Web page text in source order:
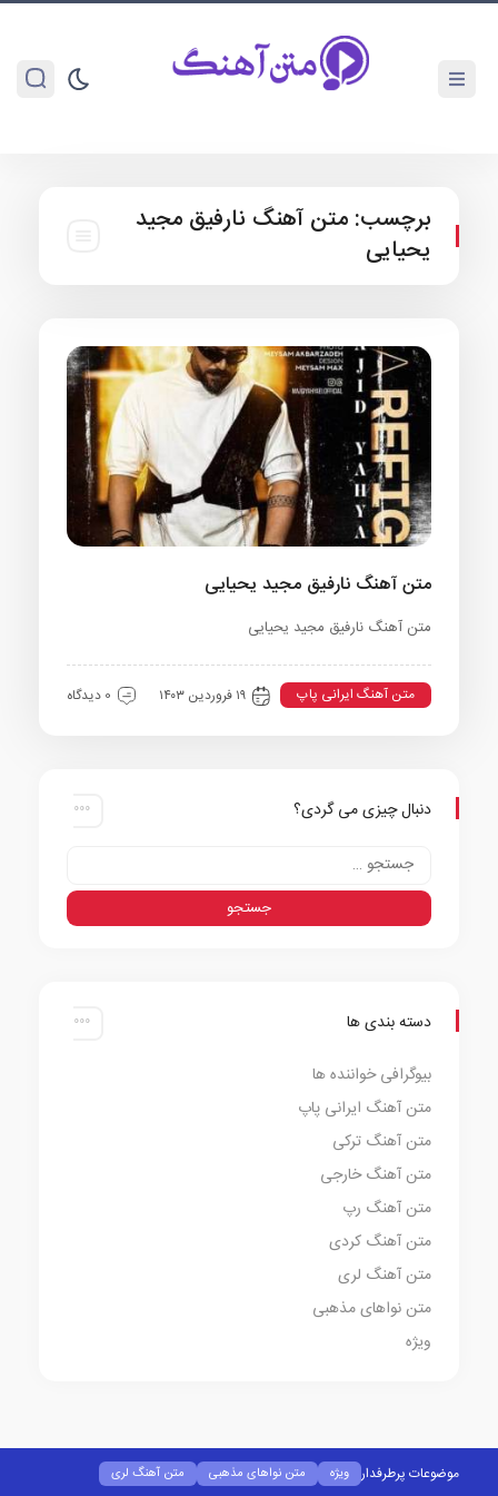
برچسب: متن آهنگ نارفیق مجید
یحیایی
متن آهنگ نارفیق مجید یحیایی
متن آهنگ نارفیق مجید یحیایی
متن آهنگ ایرانی پاپ ۱۹ فروردین ۱۴۰۳ 0 دیدگاه
دنبال چیزی می گردی؟
دسته بندی ها
بیوگرافی خواننده ها
متن آهنگ ایرانی پاپ
متن آهنگ ترکی
متن آهنگ خارجی
متن آهنگ رپ
متن آهنگ کردی
متن آهنگ لری
متن نواهای مذهبی
ویژه
موضوعات پرطرفدار ویژه متن نواهای مذهبی
متن آهنگ لری